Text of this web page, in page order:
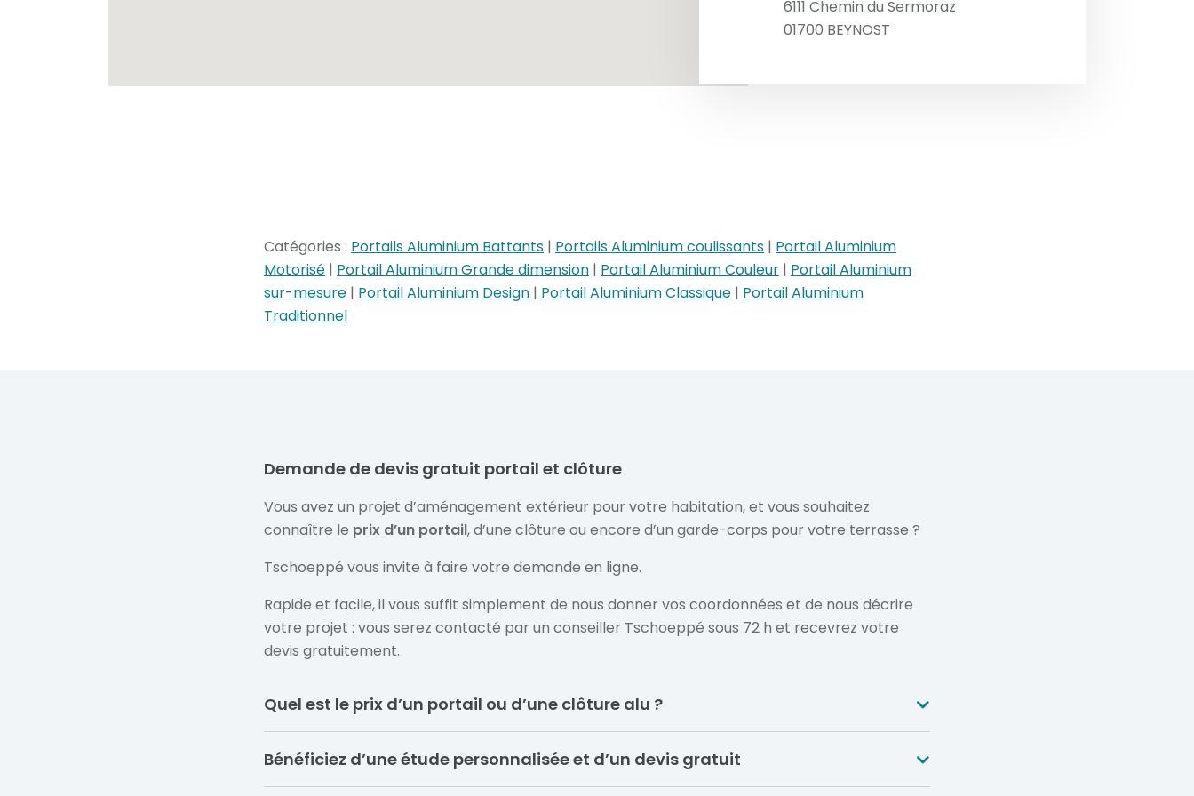
6111 Chemin du Sermoraz
01700 BEYNOST
Catégories : Portails Aluminium Battants | Portails Aluminium coulissants | Portail Aluminium
Motorisé | Portail Aluminium Grande dimension | Portail Aluminium Couleur | Portail Aluminium
sur-mesure | Portail Aluminium Design | Portail Aluminium Classique | Portail Aluminium
Traditionnel
Demande de devis gratuit portail et clôture
Vous avez un projet d’aménagement extérieur pour votre habitation, et vous souhaitez
connaître le prix d’un portail, d’une clôture ou encore d’un garde-corps pour votre terrasse ?
Tschoeppé vous invite à faire votre demande en ligne.
Rapide et facile, il vous suffit simplement de nous donner vos coordonnées et de nous décrire
votre projet : vous serez contacté par un conseiller Tschoeppé sous 72 h et recevrez votre
devis gratuitement.
Quel est le prix d’un portail ou d’une clôture alu ?
Avant de choisir votre portail, vous devez d’abord évaluer toutes les options nécessaires à
Bénéficiez d’une étude personnalisée et d’un devis gratuit